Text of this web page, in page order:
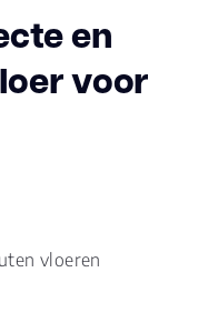
en
voor
vloeren